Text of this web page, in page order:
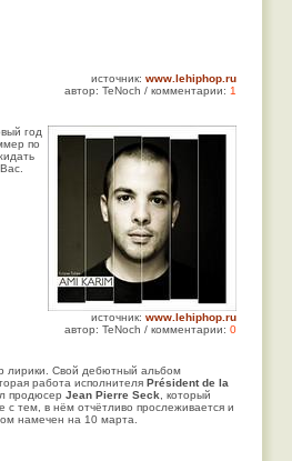
источник: www.lehiphop.ru
автор: TeNoch / комментарии: 1
год
по
источник: www.lehiphop.ru
автор: TeNoch / комментарии: 0
лирики. Свой дебютный альбом
работа исполнителя Président de la
продюсер Jean Pierre Seck , который
с тем, в нём отчётливо прослеживается и
намечен на 10 марта.